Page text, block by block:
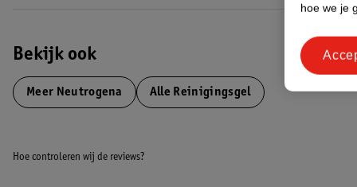
Bekijk ook
Meer Neutrogena Alle Reinigingsgel
Hoe controleren wij de reviews?
hoe we je